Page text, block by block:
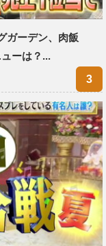
ガーデン、肉飯
ーは？...